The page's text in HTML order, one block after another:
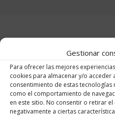
Gestionar
Para ofrecer las mejores
cookies para almacenar y/o acceder
consentimiento de estas
como el comportamiento de
en este sitio. No consentir o retirar
negativamente a ciertas